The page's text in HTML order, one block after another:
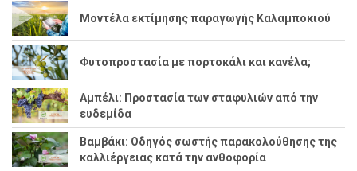
Μοντέλα εκτίμησης παραγωγής Καλαμποκιού
Φυτοπροστασία με πορτοκάλι και κανέλα;
Αμπέλι: Προστασία των σταφυλιών από την
ευδεμίδα
Βαμβάκι: Οδηγός σωστής παρακολούθησης της
καλλιέργειας κατά την ανθοφορία